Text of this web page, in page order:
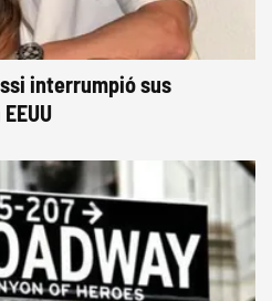
interrumpió sus